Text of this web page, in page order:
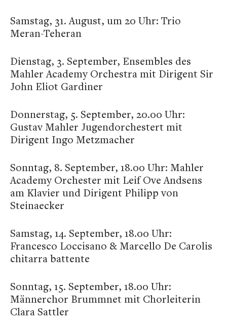
Samstag, 31. August, um 20 Uhr: Trio
Meran-Teheran
Dienstag, 3. September, Ensembles des
Mahler Academy Orchestra mit Dirigent Sir
John Eliot Gardiner
Donnerstag, 5. September, 20.00 Uhr:
Gustav Mahler Jugendorchestert mit
Dirigent Ingo Metzmacher
Sonntag, 8. September, 18.00 Uhr: Mahler
Academy Orchester mit Leif Ove Andsens
am Klavier und Dirigent Philipp von
Steinaecker
Samstag, 14. September, 18.00 Uhr:
Francesco Loccisano & Marcello De Carolis
chitarra battente
Sonntag, 15. September, 18.00 Uhr:
Männerchor Brummnet mit Chorleiterin
Clara Sattler